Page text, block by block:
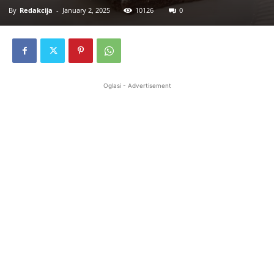
By Redakcija - January 2, 2025 10126 0
Oglasi - Advertisement